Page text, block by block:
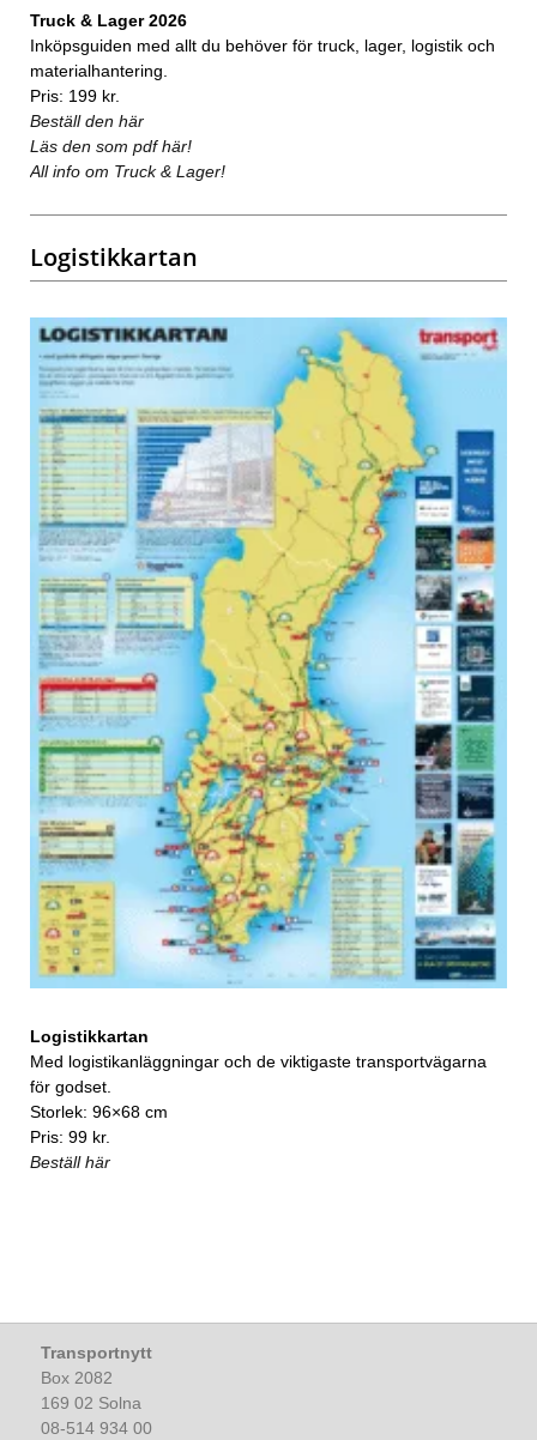
Truck & Lager 2026
Inköpsguiden med allt du behöver för truck, lager, logistik och
materialhantering.
Pris: 199 kr.
Beställ den här
Läs den som pdf här!
All info om Truck & Lager!
Logistikkartan
Logistikkartan
Med logistikanläggningar och de viktigaste transportvägarna
för godset.
Storlek: 96×68 cm
Pris: 99 kr.
Beställ här
Transportnytt
Box 2082
169 02 Solna
08-514 934 00